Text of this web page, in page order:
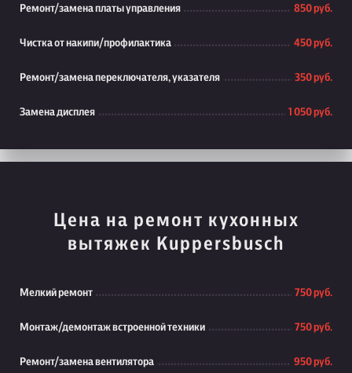
Ремонт/замена платы управления 850 руб.
Чистка от накипи/профилактика 450 руб.
Ремонт/замена переключателя, указателя 350 руб.
Замена дисплея 1 050 руб.
Цена на ремонт кухонных
вытяжек Kuppersbusch
Мелкий ремонт 750 руб.
Монтаж/демонтаж встроенной техники 750 руб.
Ремонт/замена вентилятора 950 руб.